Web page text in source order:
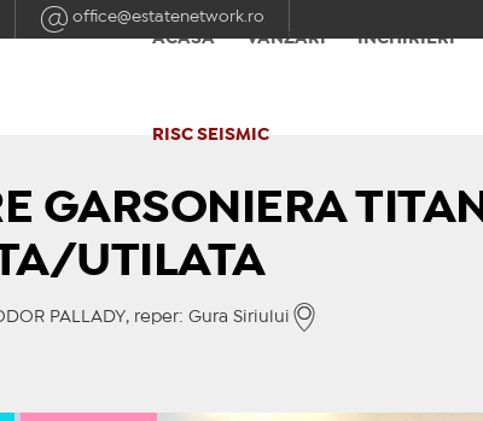
office@estatenetwork.ro
ACASĂ
VÂNZĂRI ÎNCHIRIERI
RISC SEISMIC
GARSONIERA TITAN
UTILATA
PALLADY, reper: Gura Siriului